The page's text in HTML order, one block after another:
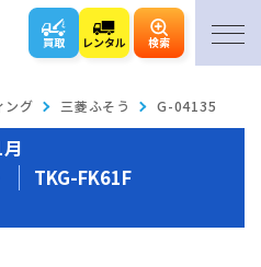
買取 レンタル 検索
ング 三菱ふそう G-04135
TKG-FK61F